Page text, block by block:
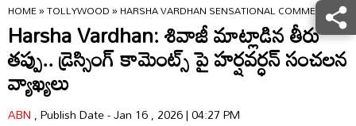
HOME»TOLLYWOOD»HARSHA VARDHAN SENSATIONAL COMMENTS
Harsha Vardhan: శివాజీ మాట్లాడిన తీరు
తప్పు.. డ్రెస్సింగ్ కామెంట్స్ పై హర్షవర్ధన్ సంచలన
వ్యాఖ్యలు
ABN, Publish Date - Jan 16 , 2026 | 04:27 PM